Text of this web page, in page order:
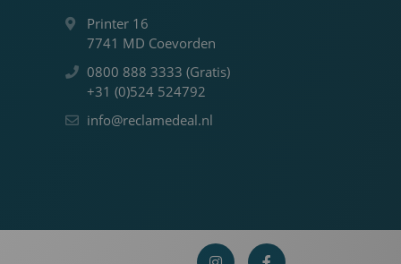
Printer 16
7741 MD Coevorden
0800 888 3333 (Gratis)
+31 (0)524 524792
info@reclamedeal.nl